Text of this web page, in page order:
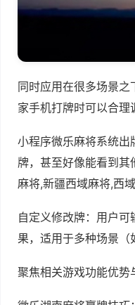
同时应用在很多场景
家手机打牌时可以合理
小程序微乐麻将系统出
牌，甚至好像能看到
麻将,新疆西域麻将,西
自定义修改牌：用户
果，适用于多种场景（
聚焦相关游戏功能优势